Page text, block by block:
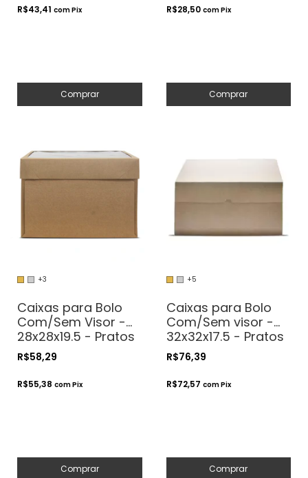
R$43,41 comPix
Comprar
R$28,50 comPix
Comprar
+3
Caixas para Bolo
Com/Sem Visor -
28x28x19.5 - Pratos
de até 27cm
R$58,29
R$55,38 comPix
Comprar
+5
Caixas para Bolo
Com/Sem visor -
32x32x17.5 - Pratos
de até 31cm
R$76,39
R$72,57 comPix
Comprar